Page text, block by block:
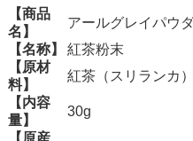
【商品
名】
アールグレイパウ
【名称】
紅茶粉末
【原材
料】
紅茶（スリランカ
【内容
量】
30g
【原産